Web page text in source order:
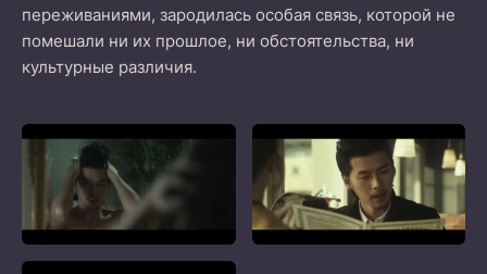
переживаниями, зародилась особая связь, которой не
помешали ни их прошлое, ни обстоятельства, ни
культурные различия.